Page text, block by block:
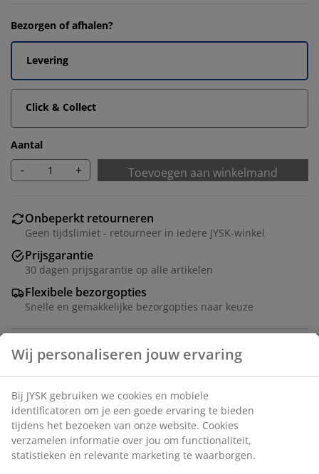
Bezorgen of afhalen?
Levering
Click & Collect
Aantal
- + Toevoegen aan winkelmand
Onbeperkt retourneren
Geen tijdslimiet - retourneer in iedere JYSK-winkel
Prijsgarantie
30 dagen prijsgarantie op alle artikelen
Flexibele bezorgopties
Snelle en gemakkelijke bezorgopties naar keuze
Artikelnummer: 1834900
Specificaties
Wij personaliseren jouw ervaring
Bij JYSK gebruiken we cookies en mobiele
identificatoren om je een goede ervaring te bieden
tijdens het bezoeken van onze website. Cookies
verzamelen informatie over jou om functionaliteit,
statistieken en relevante marketing te waarborgen.